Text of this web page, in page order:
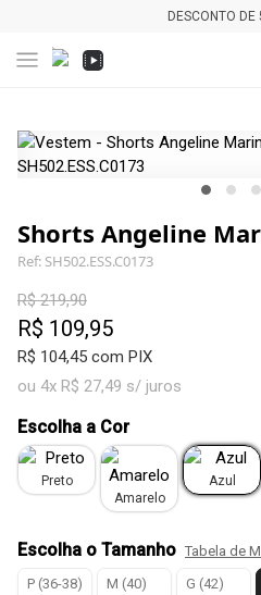
DESCONTO DE
Shorts Angeline
Ref: SH502.ESS.C0173
R$ 219,90
R$ 109,95
R$ 104,45 com PIX
ou 4x R$ 27,49 s/ juros
Escolha a Cor
Preto
Amarelo
Azul
Escolha o Tamanho Tabela de
P (36-38)
M (40) G (42)